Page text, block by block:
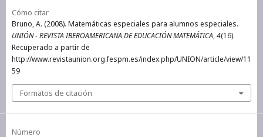
Cómo citar
Bruno, A. (2008). Matemáticas especiales para alumnos especiales.
UNIÓN - REVISTA IBEROAMERICANA DE EDUCACIÓN MATEMÁTICA,4(16).
Recuperado a partir de
http://www.revistaunion.org.fespm.es/index.php/UNION/article/view/11
59
Formatos de citación
Número